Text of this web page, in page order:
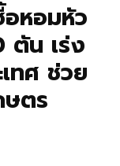
อหอมหัว
ตัน เร่ง
ทศ ช่วย
ษตร